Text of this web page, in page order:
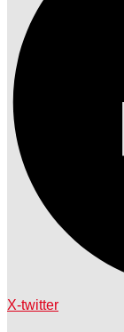
X-twitter